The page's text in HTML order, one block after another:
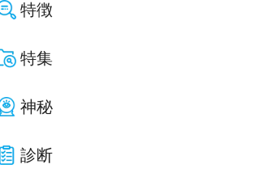
特徴
特集
神秘
診断